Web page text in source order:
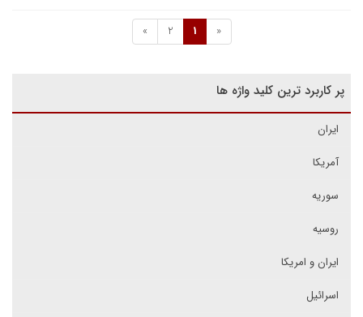
«
1
2
»
پر کاربرد ترین کلید واژه ها
ایران
آمریکا
سوریه
روسیه
ایران و امریکا
اسرائیل